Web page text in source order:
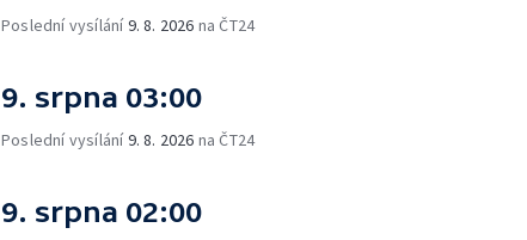
Poslední vysílání9. 8. 2026 na ČT24
9. srpna 03:00
Poslední vysílání9. 8. 2026 na ČT24
9. srpna 02:00